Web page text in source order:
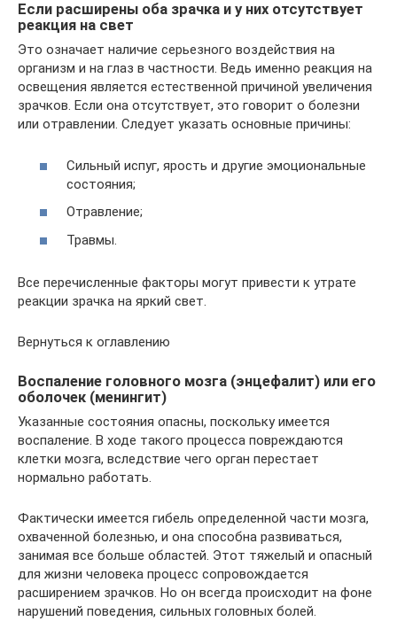
Если расширены оба зрачка и у них отсутствует
реакция на свет
Это означает наличие серьезного воздействия на
организм и на глаз в частности. Ведь именно реакция на
освещения является естественной причиной увеличения
зрачков. Если она отсутствует, это говорит о болезни
или отравлении. Следует указать основные причины:
Сильный испуг, ярость и другие эмоциональные
состояния;
Отравление;
Травмы.
Все перечисленные факторы могут привести к утрате
реакции зрачка на яркий свет.
Вернуться к оглавлению
Воспаление головного мозга (энцефалит) или его
оболочек (менингит)
Указанные состояния опасны, поскольку имеется
воспаление. В ходе такого процесса повреждаются
клетки мозга, вследствие чего орган перестает
нормально работать.
Фактически имеется гибель определенной части мозга,
охваченной болезнью, и она способна развиваться,
занимая все больше областей. Этот тяжелый и опасный
для жизни человека процесс сопровождается
расширением зрачков. Но он всегда происходит на фоне
нарушений поведения, сильных головных болей.